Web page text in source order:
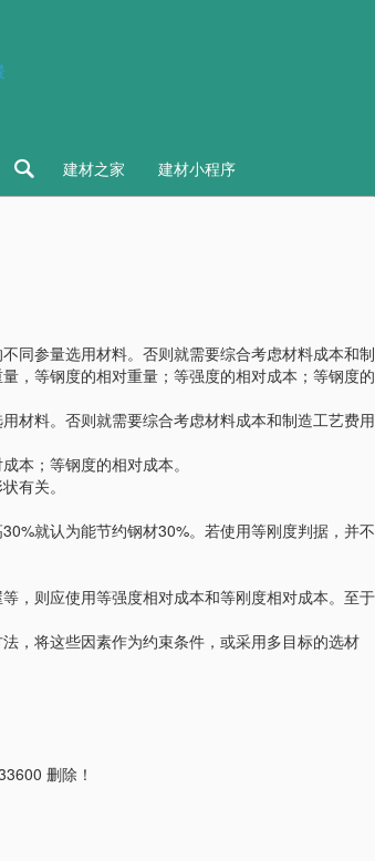
 建材之家 建材小程序
同参量选用材料。否则就需要综合考虑材料成本和制
钢度的相对重量；等强度的相对成本；等钢度的
材料。否则就需要综合考虑材料成本和制造工艺费用
本；等钢度的相对成本。
有关。
就认为能节约钢材30%。若使用等刚度判据，并不
，则应使用等强度相对成本和等刚度相对成本。至于
，将这些因素作为约束条件，或采用多目标的选材
删除！